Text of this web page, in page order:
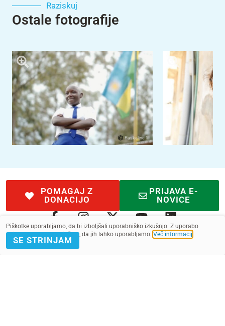
Raziskuj
Ostale fotografije
Paskaline 1
POMAGAJ Z
DONACIJO
PRIJAVA E-
NOVICE
Piškotke uporabljamo, da bi izboljšali uporabniško izkušnjo. Z uporabo
spletnega mesta soglašate, da jih lahko uporabljamo. Več informacij
SE STRINJAM